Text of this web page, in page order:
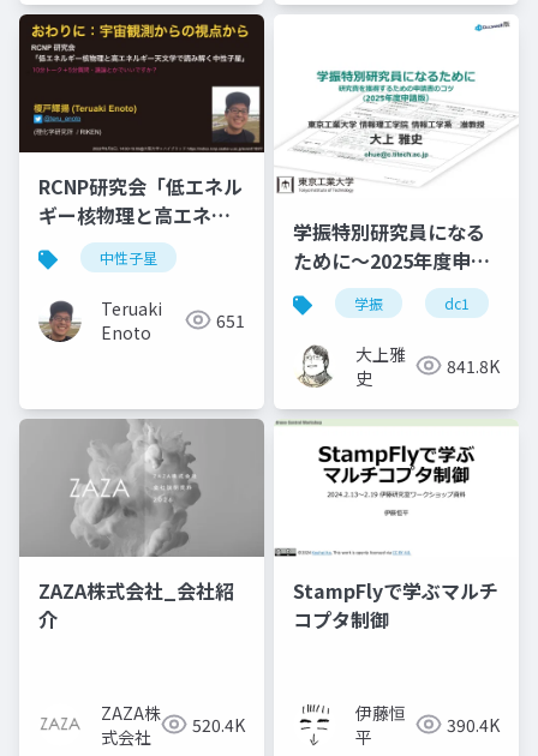
RCNP研究会「低エネル
ギー核物理と高エネル
ギー天文学で読み解く
中性子星」Closing
Remark
中性子星
Teruaki
Enoto
651
学振特別研究員になる
ために～2025年度申請
版
学振 dc1
大上雅
史
841.8K
ZAZA株式会社_会社紹
介
ZAZA株
式会社
520.4K
StampFlyで学ぶマルチ
コプタ制御
伊藤恒
平
390.4K